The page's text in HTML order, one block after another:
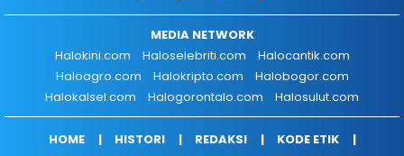
MEDIA NETWORK
Halokini.com
Haloselebriti.com
Halocantik.com
Haloagro.com
Halokripto.com
Halobogor.com
Halokalsel.com
Halogorontalo.com Halosulut.com
HOME HISTORI REDAKSI
KODE ETIK